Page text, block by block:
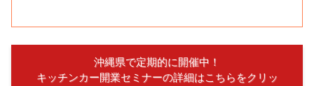
沖縄県で定期的に開催中！
キッチンカー開業セミナーの詳細はこちらをクリッ